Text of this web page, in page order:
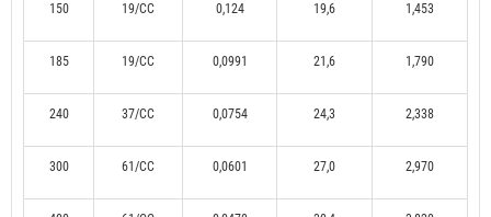
150 19/CC 0,124 19,6 1,453
185 19/CC 0,0991 21,6 1,790
240 37/CC 0,0754 24,3 2,338
300 61/CC 0,0601 27,0 2,970